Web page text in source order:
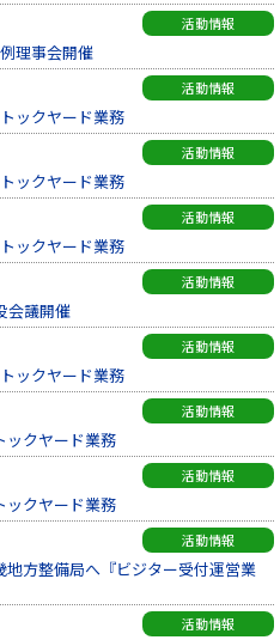
活動情報
理事会開催
活動情報
ックヤード業務
活動情報
ックヤード業務
活動情報
ックヤード業務
活動情報
会議開催
活動情報
ックヤード業務
活動情報
ックヤード業務
活動情報
ックヤード業務
活動情報
地方整備局へ『ビジター受付運営業
活動情報